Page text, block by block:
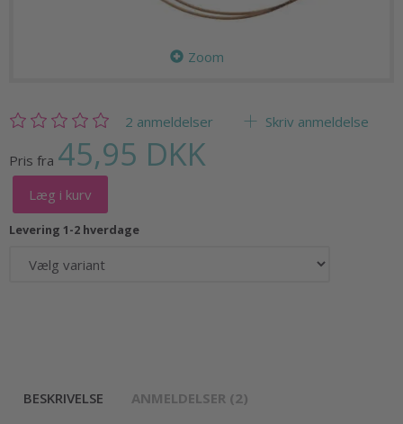
Zoom
2 anmeldelser Skriv anmeldelse
Pris fra 45,95 DKK
Læg i kurv
Levering 1-2 hverdage
BESKRIVELSE ANMELDELSER (2)